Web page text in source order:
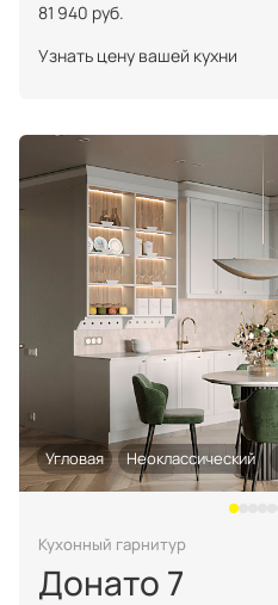
81 940 руб.
Узнать цену вашей кухни
Угловая Неоклассический
Кухонный гарнитур
Донато 7